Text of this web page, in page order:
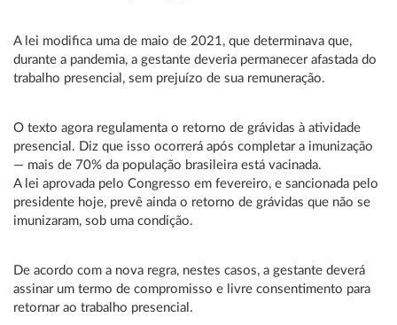
A lei modifica uma de maio de 2021, que determinava que,
durante a pandemia, a gestante deveria permanecer afastada do
trabalho presencial, sem prejuízo de sua remuneração.
O texto agora regulamenta o retorno de grávidas à atividade
presencial. Diz que isso ocorrerá após completar a imunização
— mais de 70% da população brasileira está vacinada.
A lei aprovada pelo Congresso em fevereiro, e sancionada pelo
presidente hoje, prevê ainda o retorno de grávidas que não se
imunizaram, sob uma condição.
De acordo com a nova regra, nestes casos, a gestante deverá
assinar um termo de compromisso e livre consentimento para
retornar ao trabalho presencial.